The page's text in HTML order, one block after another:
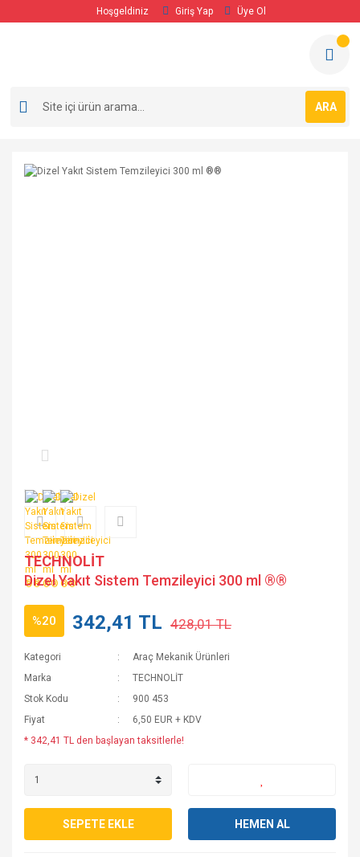
Hoşgeldiniz Giriş Yap Üye Ol
ARA
TECHNOLİT
Dizel Yakıt Sistem Temzileyici 300 ml ®®
%20 342,41 TL 428,01 TL
Kategori
Araç Mekanik Ürünleri
Marka
TECHNOLİT
Stok Kodu
900 453
Fiyat
6,50 EUR + KDV
* 342,41 TL den başlayan taksitlerle!
SEPETE EKLE HEMEN AL